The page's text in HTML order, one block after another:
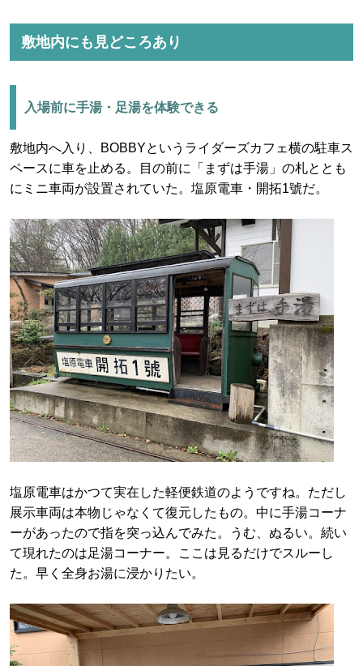
敷地内にも見どころあり
入場前に手湯・足湯を体験できる
敷地内へ入り、BOBBYというライダーズカフェ横の駐車ス
ペースに車を止める。目の前に「まずは手湯」の札ととも
にミニ車両が設置されていた。塩原電車・開拓1號だ。
塩原電車はかつて実在した軽便鉄道のようですね。ただし
展示車両は本物じゃなくて復元したもの。中に手湯コーナ
ーがあったので指を突っ込んでみた。うむ、ぬるい。続い
て現れたのは足湯コーナー。ここは見るだけでスルーし
た。早く全身お湯に浸かりたい。